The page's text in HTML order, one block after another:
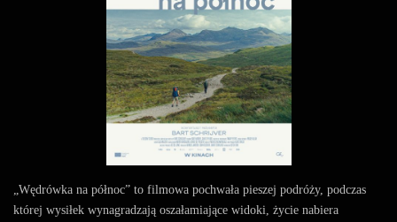
„Wędrówka na północ” to filmowa pochwała pieszej podróży, podczas
której wysiłek wynagradzają oszałamiające widoki, życie nabiera